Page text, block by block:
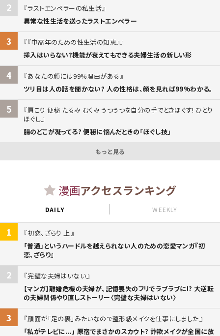
2
ラストエンペラーの私生活
異常な性生活を送ったラストエンペラー
3
『中高年のための性生活の知恵』
挿入はいらない?機能が衰えてもできる夫婦生活の新しい形
4
あなたの顔には99%理由がある
ツリ目は人の話を聞かない? 人の性格は、顔を見れば99%わかる。
5
肩こり 便秘 たるみ むくみ うつうつを自分の手でときほぐす! ひとり
ほぐし
腸のどこが凝ってる? 便秘に悩んだときの「ほぐし技」
もっと見る
漫画アクセスランキング
DAILY WEEKLY
1
初恋、ざらり 上
「普通」というハードルを越えられない人のための恋愛マンガ『初
恋、ざらり』
2
完璧な夫婦はいない
【マンガ】離婚危機の夫婦が、記憶喪失のフリでラブラブに!? 大逆転
の夫婦関係やり直しストーリー〈完璧な夫婦はいない〉
3
顔面が「足の裏」みたいなので整形級メイクを仕事にしました
「私がテレビに...」 原宿でまさかのスカウト? 詐欺メイクが全国に放